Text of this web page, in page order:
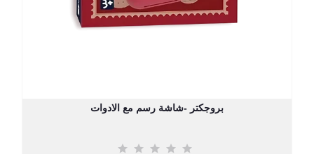
بروجكتر -شاشة رسم مع الادوات